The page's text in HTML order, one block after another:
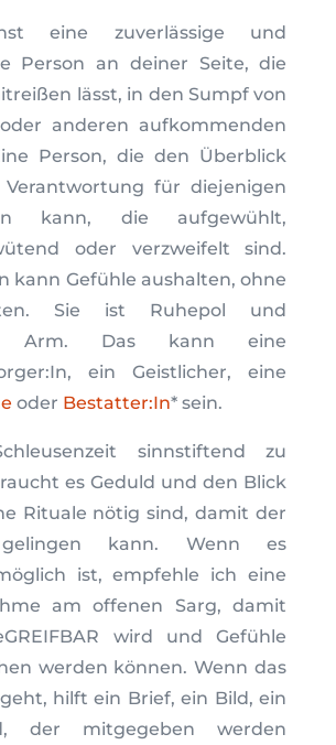
eine zuverlässige und
Person an deiner Seite, die
lässt, in den Sumpf von
anderen aufkommenden
Person, die den Überblick
für diejenigen
kann, die aufgewühlt,
oder verzweifelt sind.
kann Gefühle aushalten, ohne
Sie ist Ruhepol und
Arm. Das kann eine
ein Geistlicher, eine
oder Bestatter:In* sein.
sinnstiftend zu
es Geduld und den Blick
Rituale nötig sind, damit der
gelingen kann. Wenn es
ist, empfehle ich eine
am offenen Sarg, damit
wird und Gefühle
werden können. Wenn das
hilft ein Brief, ein Bild, ein
der mitgegeben werden